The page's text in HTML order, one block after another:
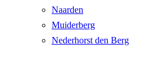
Naarden
Muiderberg
Nederhorst den Berg